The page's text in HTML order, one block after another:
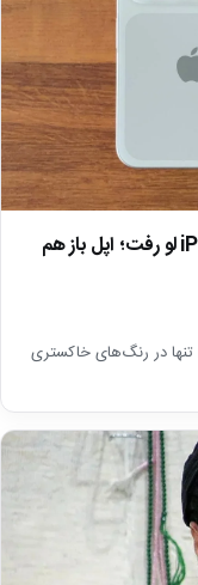
رنگ‌های رسمی و شگفت‌انگیز iPhone Ultra لو رفت؛ اپل باز هم
تصاویر تازه فاش‌شده نشان می‌دهد iPhone Ultra تنها در رنگ‌های خاکستری